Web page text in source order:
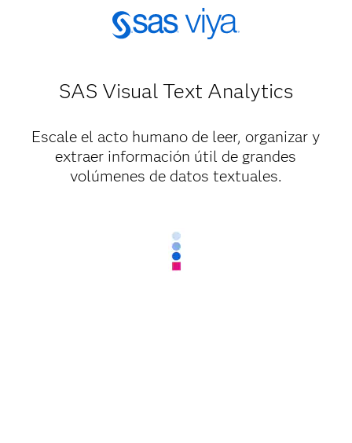
SAS Visual Text Analytics
Escale el acto humano de leer, organizar y
extraer información útil de grandes
volúmenes de datos textuales.